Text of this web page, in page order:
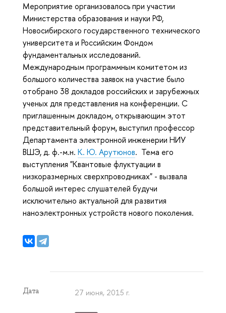
Мероприятие организовалось при участии
Министерства образования и науки РФ,
Новосибирского государственного технического
университета и Российским Фондом
фундаментальных исследований.
Международным программным комитетом из
большого количества заявок на участие было
отобрано 38 докладов российских и зарубежных
ученых для представления на конференции. С
приглашенным докладом, открывающим этот
представительный форум, выступил профессор
Департамента электронной инженерии НИУ
ВШЭ, д. ф.-м.н. К. Ю. Арутюнов. Тема его
выступления "Квантовые флуктуации в
низкоразмерных сверхпроводниках" - вызвала
большой интерес слушателей будучи
исключительно актуальной для развития
наноэлектронных устройств нового поколения.
Дата 27 июня, 2015 г.